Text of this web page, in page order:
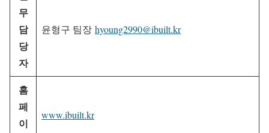
무
담
당
자
윤형구 팀장 hyoung2990@ibuilt.kr
홈
페
이
www.ibuilt.kr